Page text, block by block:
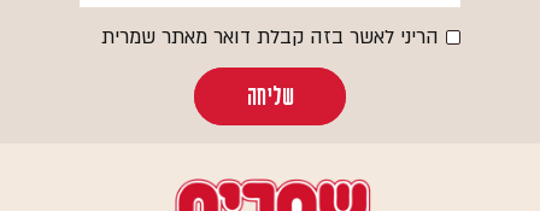
הריני לאשר בזה קבלת דואר מאתר שמרית
שליחה